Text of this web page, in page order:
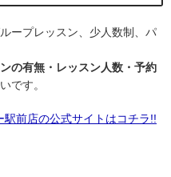
ープレッスン、少人数制、パ
の有無・レッスン人数・予約
です。
前店の公式サイトはコチラ!!